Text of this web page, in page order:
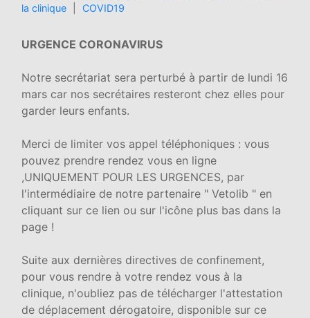
la clinique
COVID19
URGENCE CORONAVIRUS
Notre secrétariat sera perturbé à partir de lundi 16
mars car nos secrétaires resteront chez elles pour
garder leurs enfants.
Merci de limiter vos appel téléphoniques : vous
pouvez prendre rendez vous en ligne
,UNIQUEMENT POUR LES URGENCES, par
l'intermédiaire de notre partenaire " Vetolib " en
cliquant sur ce lien ou sur l'icône plus bas dans la
page !
Suite aux dernières directives de confinement,
pour vous rendre à votre rendez vous à la
clinique, n'oubliez pas de télécharger l'attestation
de déplacement dérogatoire, disponible sur ce